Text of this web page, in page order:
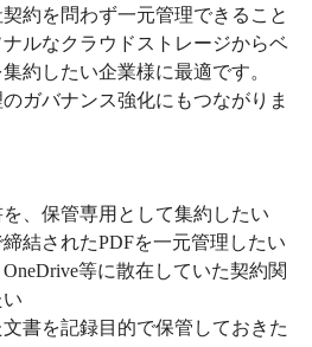
約を問わず一元管理できること
ルなクラウドストレージからベ
約したい企業様に最適です。
ガバナンス強化にもつながりま
、保管専用として集約したい
結されたPDFを一元管理したい
等に散在していた契約関
書を記録目的で保管しておきた